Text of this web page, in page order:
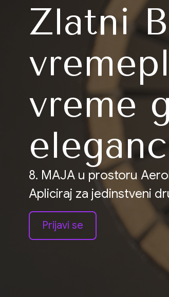
Zlatni
vreme
8. MAJA u prostoru
Apliciraj za jedinstveni
Prijavi se